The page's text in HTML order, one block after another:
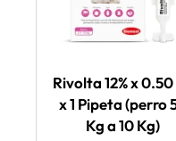
Rivolta 12% x
x 1 Pipeta (perro
Kg a 10 Kg)